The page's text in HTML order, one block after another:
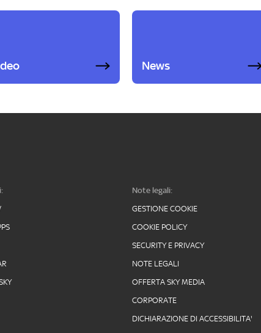
News
Note legali:
GESTIONE COOKIE
COOKIE POLICY
SECURITY E PRIVACY
NOTE LEGALI
OFFERTA SKY MEDIA
CORPORATE
DICHIARAZIONE DI ACCESSIBILITA'